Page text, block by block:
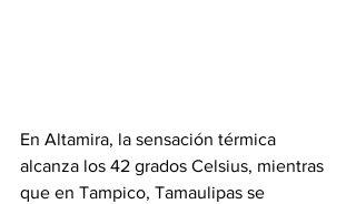
En Altamira, la sensación térmica
alcanza los 42 grados Celsius, mientras
que en Tampico, Tamaulipas se